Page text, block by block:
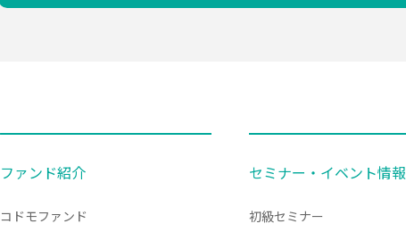
ファンド紹介
コドモファンド
セミナー・イベント情報
初級セミナー